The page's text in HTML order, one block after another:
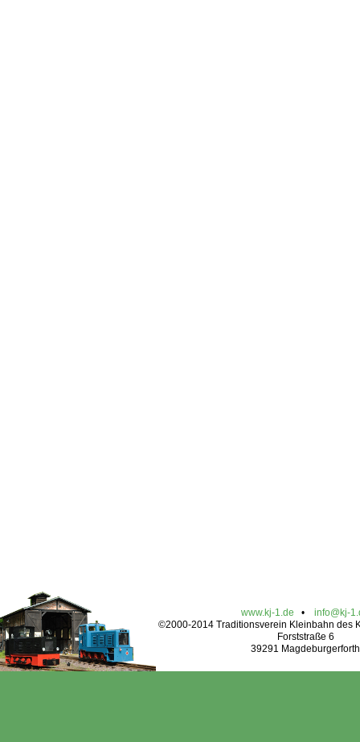
www.kj-1.de • info@kj-
©2000-2014 Traditionsverein Kleinbahn des
Forststraße 6
39291 Magdeburgerforth